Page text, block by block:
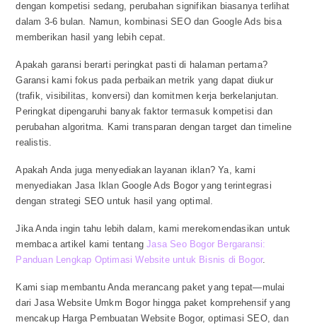
dengan kompetisi sedang, perubahan signifikan biasanya terlihat
dalam 3-6 bulan. Namun, kombinasi SEO dan Google Ads bisa
memberikan hasil yang lebih cepat.
Apakah garansi berarti peringkat pasti di halaman pertama?
Garansi kami fokus pada perbaikan metrik yang dapat diukur
(trafik, visibilitas, konversi) dan komitmen kerja berkelanjutan.
Peringkat dipengaruhi banyak faktor termasuk kompetisi dan
perubahan algoritma. Kami transparan dengan target dan timeline
realistis.
Apakah Anda juga menyediakan layanan iklan? Ya, kami
menyediakan Jasa Iklan Google Ads Bogor yang terintegrasi
dengan strategi SEO untuk hasil yang optimal.
Jika Anda ingin tahu lebih dalam, kami merekomendasikan untuk
membaca artikel kami tentangJasa Seo Bogor Bergaransi:
Panduan Lengkap Optimasi Website untuk Bisnis di Bogor.
Kami siap membantu Anda merancang paket yang tepat—mulai
dari Jasa Website Umkm Bogor hingga paket komprehensif yang
mencakup Harga Pembuatan Website Bogor, optimasi SEO, dan